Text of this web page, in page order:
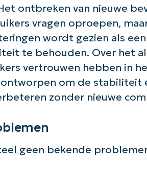
ontbreken van nieuwe
vragen oproepen,
wordt gezien als
te behouden. Over het
vertrouwen hebben in
om de stabiliteit
zonder nieuwe
geen bekende